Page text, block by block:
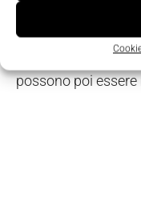
modulo digitale è
d'allarme esterni e
proveniente da
possono poi